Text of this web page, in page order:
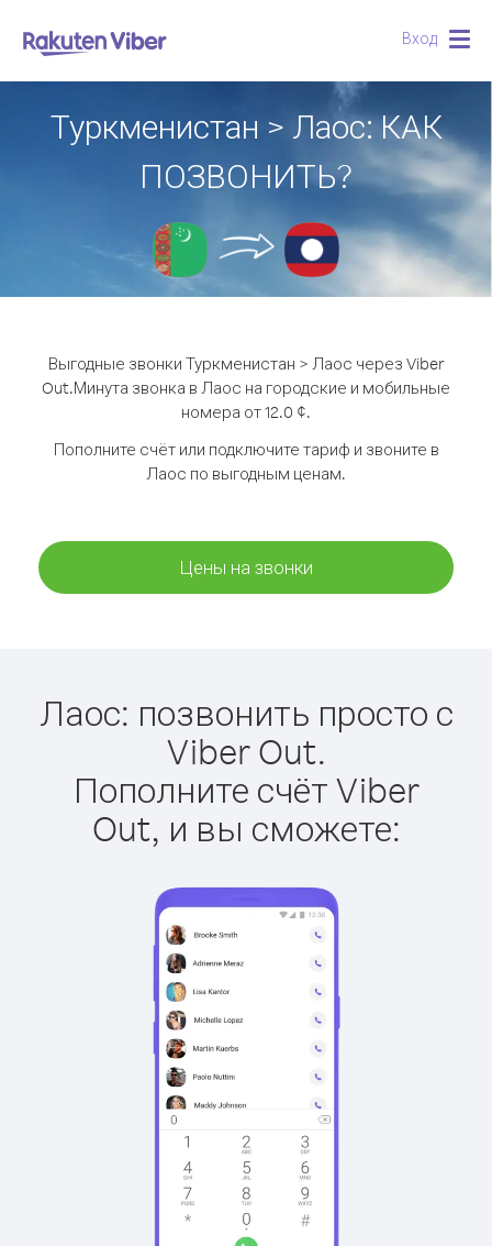
Вход
Туркменистан > Лаос: КАК
ПОЗВОНИТЬ?
Выгодные звонки Туркменистан > Лаос через Viber
Out.Минута звонка в Лаос на городские и мобильные
номера от 12.0 ¢.
Пополните счёт или подключите тариф и звоните в
Лаос по выгодным ценам.
Цены на звонки
Лаос: позвонить просто с
Viber Out.
Пополните счёт Viber
Out, и вы сможете: